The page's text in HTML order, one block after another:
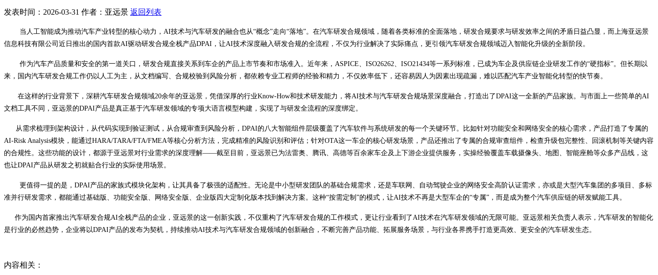
发表时间：2026-03-31 作者：亚远景 返回列表
当人工智能成为推动汽车产业转型的核心动力， AI技术与汽车研发的融合也从“概念”走向“落地”。在汽车研发合规领域，随着各类标准的全面落地，研发合规要求与研发效率之间的矛盾日益凸显，而上海亚远景
信息科技有限公司近日推出的国内首款AI驱动研发合规全栈产品DPAI，让AI技术深度融入研发合规的全流程，不仅为行业解决了实际痛点，更引领汽车研发合规领域迈入智能化升级的全新阶段。
作为汽车产品质量和安全的第一道关口，研发合规直接关系到车企的产品上市节奏和市场准入。近年来， ASPICE、ISO26262、ISO21434等一系列标准，已成为车企及供应链企业研发工作的“硬指标”。但长期以
来，国内汽车研发合规工作仍以人工为主，从文档编写、合规校验到风险分析，都依赖专业工程师的经验和精力，不仅效率低下，还容易因人为因素出现疏漏，难以匹配汽车产业智能化转型的快节奏。
在这样的行业背景下，深耕汽车研发合规领域20余年的亚远景，凭借深厚的行业Know-How和技术研发能力，将AI技术与汽车研发合规场景深度融合，打造出了DPAI这一全新的产品家族。与市面上一些简单的AI
文档工具不同，亚远景的DPAI产品是真正基于汽车研发领域的专项大语言模型构建，实现了与研发全流程的深度绑定。
从需求梳理到架构设计，从代码实现到验证测试，从合规审查到风险分析， DPAI的八大智能组件层级覆盖了汽车软件与系统研发的每一个关键环节。比如针对功能安全和网络安全的核心需求，产品打造了专属的
AI-Risk Analysis模块，能通过HARA/TARA/FTA/FMEA等核心分析方法，完成精准的风险识别和评估；针对OTA这一车企的核心研发场景，产品还推出了专属的合规审查组件，检查升级包完整性、回滚机制等关键内容
的合规性。这些功能的设计，都源于亚远景对行业需求的深度理解——截至目前，亚远景已为法雷奥、腾讯、高德等百余家车企及上下游企业提供服务，实操经验覆盖车载摄像头、地图、智能座舱等众多产品线，这
也让DPAI产品从研发之初就贴合行业的实际使用场景。
更值得一提的是， DPAI产品的家族式模块化架构，让其具备了极强的适配性。无论是中小型研发团队的基础合规需求，还是车联网、自动驾驶企业的网络安全高阶认证需求，亦或是大型汽车集团的多项目、多标
准并行研发需求，都能通过基础版、功能安全版、网络安全版、企业版四大定制化版本找到解决方案。这种“按需定制”的模式，让AI技术不再是大型车企的“专属”，而是成为整个汽车供应链的研发赋能工具。
作为国内首家推出汽车研发合规AI全栈产品的企业，亚远景的这一创新实践，不仅重构了汽车研发合规的工作模式，更让行业看到了AI技术在汽车研发领域的无限可能。亚远景相关负责人表示，汽车研发的智能化
是行业的必然趋势，企业将以DPAI产品的发布为契机，持续推动AI技术与汽车研发合规领域的创新融合，不断完善产品功能、拓展服务场景，与行业各界携手打造更高效、更安全的汽车研发生态。
内容相关：